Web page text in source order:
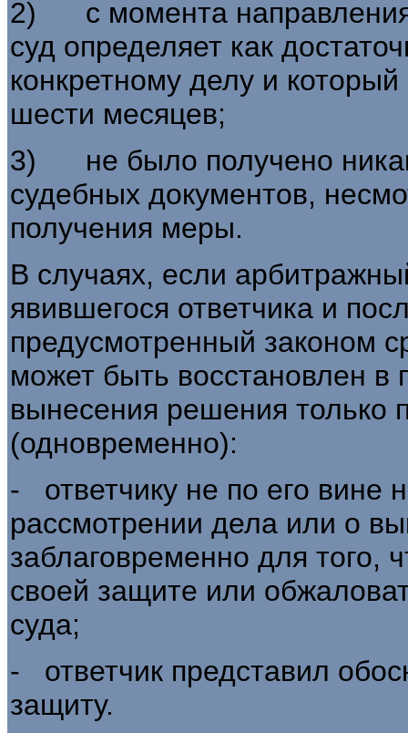
2) с момента направления
суд определяет как
конкретному делу и
шести месяцев;
3) не было получено
судебных документов,
получения меры.
В случаях, если
явившегося ответчика и
предусмотренный законом
может быть восстановлен в
вынесения решения только
(одновременно):
- ответчику не по его вине
рассмотрении дела или о
заблаговременно для того,
своей защите или
суда;
- ответчик представил
защиту.